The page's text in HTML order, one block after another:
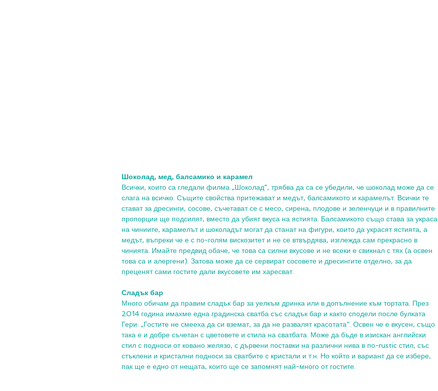
Шоколад, мед, балсамико и карамел
Всички, които са гледали филма „Шоколад”, трябва да са се убедили, че шоколад може да се
слага на всичко. Същите свойства притежават и медът, балсамикото и карамелът. Всички те
стават за дресинги, сосове, съчетават се с месо, сирена, плодове и зеленчуци и в правилните
пропорции ще подсилят, вместо да убият вкуса на ястията. Балсамикото също става за украса
на чиниите, карамелът и шоколадът могат да станат на фигури, които да украсят ястията, а
медът, въпреки че е с по-голям вискозитет и не се втвърдява, изглежда сам прекрасно в
чинията. Имайте предвид обаче, че това са силни вкусове и не всеки е свикнал с тях (а освен
това са и алергени). Затова може да се сервират сосовете и дресингите отделно, за да
преценят сами гостите дали вкусовете им харесват.
Сладък бар
Много обичам да правим сладък бар за уелкъм дринка или в допълнение към тортата. През
2014 година имахме една градинска сватба със сладък бар и както сподели после булката
Гери: „Гостите не смееха да си вземат, за да не развалят красотата”. Освен че е вкусен, също
така е и добре съчетан с цветовете и стила на сватбата. Може да бъде в изискан английски
стил с подноси от ковано желязо, с дървени поставки на различни нива в по-rustic стил, със
стъклени и кристални подноси за сватбите с кристали и т.н. Но който и вариант да се избере,
пак ще е едно от нещата, които ще се запомнят най-много от гостите.